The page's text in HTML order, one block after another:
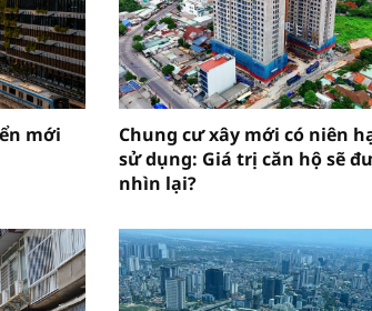
mới
Chung cư xây mới có niên
sử dụng: Giá trị căn hộ sẽ
nhìn lại?